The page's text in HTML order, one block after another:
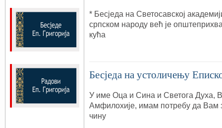
* Бесједа на Светосавској
српском народу већ је
кућа
Бесједа на устоличењу
У име Оца и Сина и Светога Духа,
Амфилохије, имам потребу да
чину